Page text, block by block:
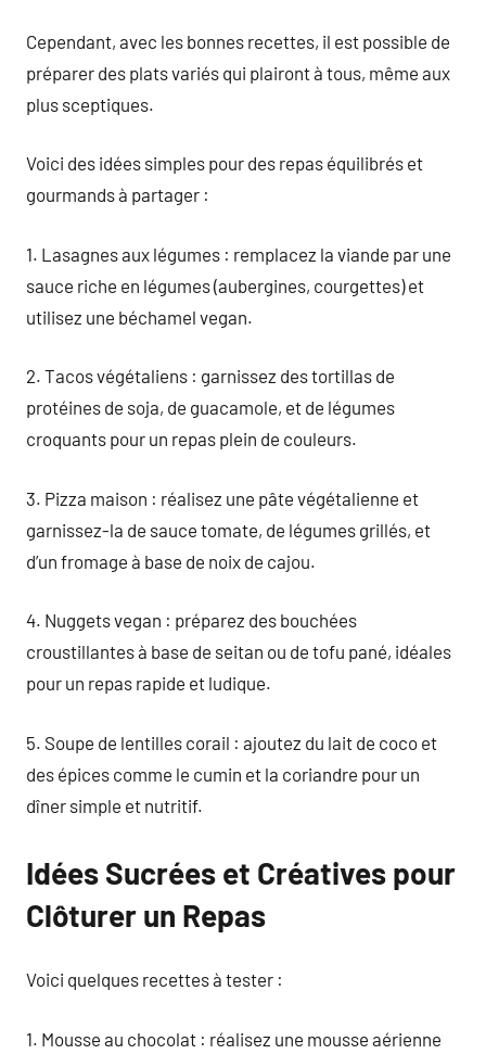
Cependant, avec les bonnes recettes, il est possible de
préparer des plats variés qui plairont à tous, même aux
plus sceptiques.
Voici des idées simples pour des repas équilibrés et
gourmands à partager :
1. Lasagnes aux légumes : remplacez la viande par une
sauce riche en légumes (aubergines, courgettes) et
utilisez une béchamel vegan.
2. Tacos végétaliens : garnissez des tortillas de
protéines de soja, de guacamole, et de légumes
croquants pour un repas plein de couleurs.
3. Pizza maison : réalisez une pâte végétalienne et
garnissez-la de sauce tomate, de légumes grillés, et
d’un fromage à base de noix de cajou.
4. Nuggets vegan : préparez des bouchées
croustillantes à base de seitan ou de tofu pané, idéales
pour un repas rapide et ludique.
5. Soupe de lentilles corail : ajoutez du lait de coco et
des épices comme le cumin et la coriandre pour un
dîner simple et nutritif.
Idées Sucrées et Créatives pour
Clôturer un Repas
Voici quelques recettes à tester :
1. Mousse au chocolat : réalisez une mousse aérienne